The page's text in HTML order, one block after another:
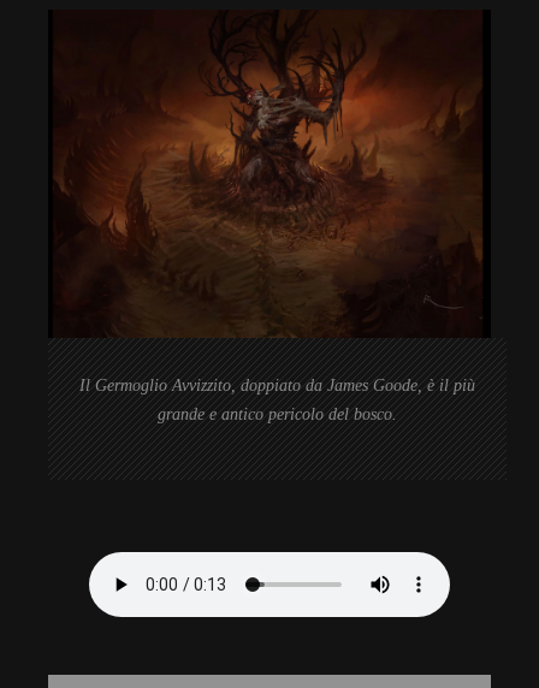
Il Germoglio Avvizzito, doppiato da James Goode, è il più
grande e antico pericolo del bosco.